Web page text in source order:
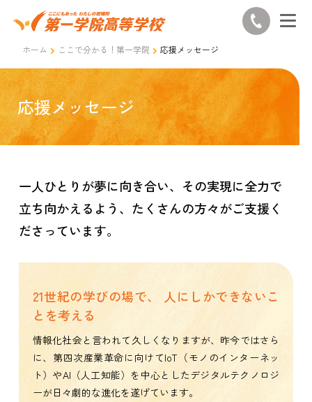
ホーム ここで分かる！第一学院 応援メッセージ
応援メッセージ
一人ひとりが夢に向き合い、その実現に全力で
立ち向かえるよう、たくさんの方々がご支援く
ださっています。
21世紀の学びの場で、
人にしかできないこ
とを考える
情報化社会と言われて久しくなりますが、昨今ではさら
に、第四次産業革命に向けてIoT（モノのインターネッ
ト）やAI（人工知能）を中心としたデジタルテクノロジ
ーが日々劇的な進化を遂げています。